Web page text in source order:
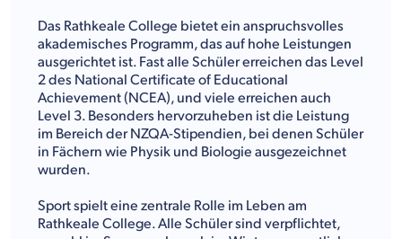
Das Rathkeale College bietet ein anspruchsvolles
akademisches Programm, das auf hohe Leistungen
ausgerichtet ist. Fast alle Schüler erreichen das Level
2 des National Certificate of Educational
Achievement (NCEA), und viele erreichen auch
Level 3. Besonders hervorzuheben ist die Leistung
im Bereich der NZQA-Stipendien, bei denen Schüler
in Fächern wie Physik und Biologie ausgezeichnet
wurden.
Sport spielt eine zentrale Rolle im Leben am
Rathkeale College. Alle Schüler sind verpflichtet,